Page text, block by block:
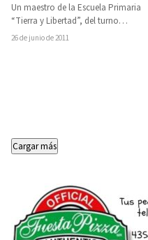
Un maestro de la Escuela Primaria
“Tierra y Libertad”, del turno
vespertino, ubicada en la colonia
26 de junio de 2011
Cargar más